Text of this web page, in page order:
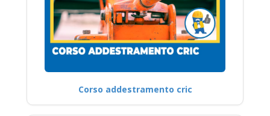
Corso addestramento cric